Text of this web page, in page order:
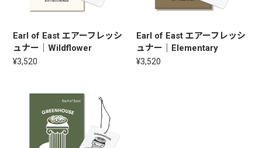
Earl of East エアーフレッシ
ュナー｜Wildflower
¥3,520
Earl of East エアーフレッシ
ュナー｜Elementary
¥3,520